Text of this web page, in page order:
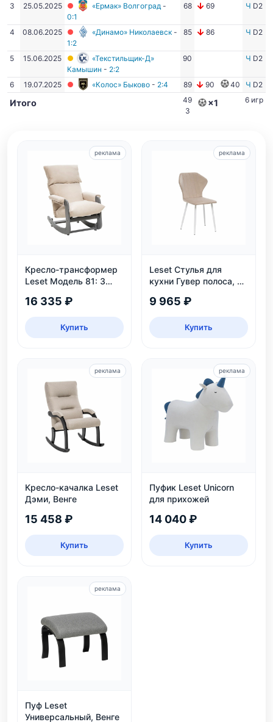
3
25.05.2025 «Ермак» Волгоград -
0:1
68 69 Ч D2
4 08.06.2025 «Динамо» Николаевск-
1:2
85 86 Ч D2
5 15.06.2025
«Текстильщик-Д»
Камышин - 2:2
90 Ч D2
6 19.07.2025 «Колос» Быково- 2:4 89 90 40 Ч D2
Итого
49
3
×1 6 игр
Кресло-трансформер
Leset Модель 81: 3
нагрузка 130 кг
16 335 ₽
Купить
реклама
Leset Стулья для
кухни Гувер полоса, 2
9 965 ₽
Купить
реклама
Кресло-качалка Leset
Дэми, Венге
15 458 ₽
Купить
реклама
Пуфик Leset Unicorn
для прихожей
14 040 ₽
Купить
реклама
Пуф Leset
Универсальный, Венге
реклама